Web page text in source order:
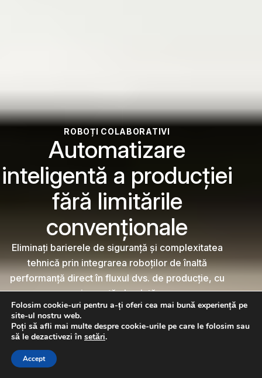
ROBOȚI COLABORATIVI
Automatizare
inteligentă a producției
fără limitările
convenționale
Eliminați barierele de siguranță și complexitatea
tehnică prin integrarea roboților de înaltă
performanță direct în fluxul dvs. de producție, cu
siguranță absolută.
GĂSIȚI ROBOTUL POTRIVIT
CONSULTAȚI UN EXPERT ÎN ROBOTICĂ
Folosim cookie-uri pentru a-ți oferi cea mai bună experiență pe
site-ul nostru web.
Poți să afli mai multe despre cookie-urile pe care le folosim sau
să le dezactivezi în setări.
Accept